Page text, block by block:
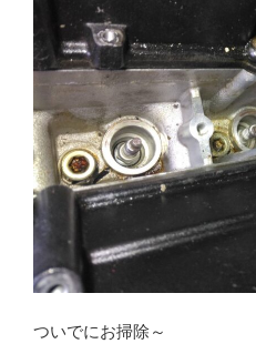
ついでにお掃除～